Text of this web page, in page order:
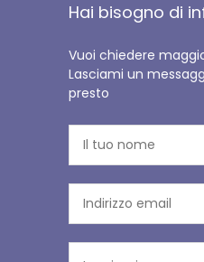
Hai bisogno di
Vuoi chiedere
Lasciami un
presto